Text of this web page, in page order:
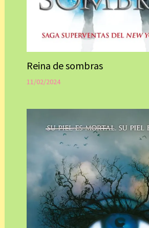
Reina de sombras
11/02/2024